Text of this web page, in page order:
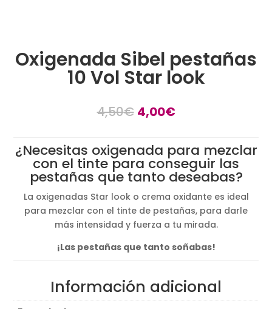
Oxigenada Sibel pestañas
10 Vol Star look
4,50€ El
era:
4,50€.
4,00€El
es:
4,00€.
¿Necesitas oxigenada para mezclar
con el tinte para conseguir las
pestañas que tanto deseabas?
La oxigenadas Star look o crema oxidante es ideal
para mezclar con el tinte de pestañas, para darle
más intensidad y fuerza a tu mirada.
¡Las pestañas que tanto soñabas!
Información adicional